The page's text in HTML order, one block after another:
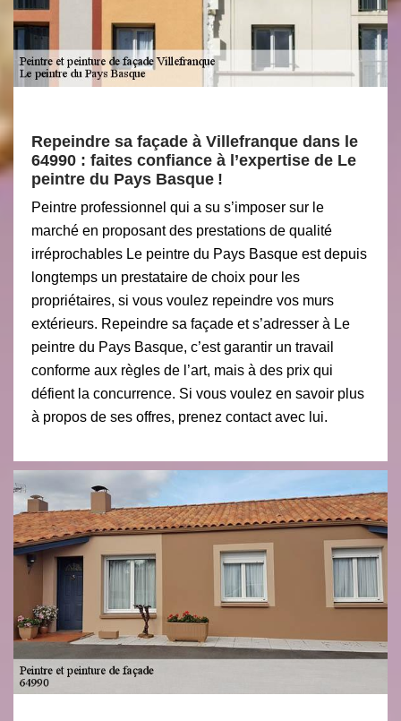
Repeindre sa façade à Villefranque dans le
64990 : faites confiance à l’expertise de Le
peintre du Pays Basque !
Peintre professionnel qui a su s’imposer sur le
marché en proposant des prestations de qualité
irréprochables Le peintre du Pays Basque est depuis
longtemps un prestataire de choix pour les
propriétaires, si vous voulez repeindre vos murs
extérieurs. Repeindre sa façade et s’adresser à Le
peintre du Pays Basque, c’est garantir un travail
conforme aux règles de l’art, mais à des prix qui
défient la concurrence. Si vous voulez en savoir plus
à propos de ses offres, prenez contact avec lui.